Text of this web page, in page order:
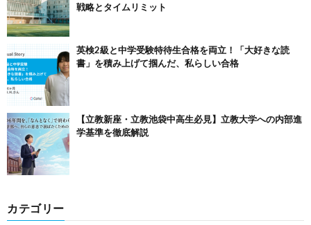
戦略とタイムリミット
英検2級と中学受験特待生合格を両立！「大好きな読
書」を積み上げて掴んだ、私らしい合格
【立教新座・立教池袋中高生必見】立教大学への内部進
学基準を徹底解説
カテゴリー